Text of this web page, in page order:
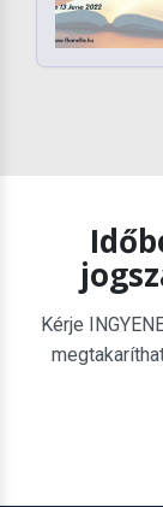
Kérje